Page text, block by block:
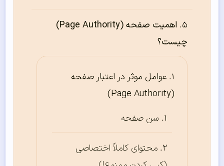
اهمیت صفحه (Page Authority)
چیست؟
عوامل موثر در اعتبار صفحه
(Page Authority)
سن صفحه
محتوای کاملاً اختصاصی